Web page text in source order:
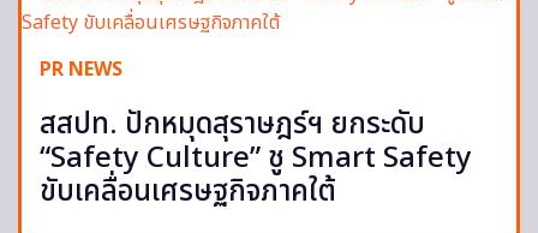
PR NEWS
สสปท. ปักหมุดสุราษฎร์ฯ ยกระดับ
“Safety Culture” ชู Smart Safety
ขับเคลื่อนเศรษฐกิจภาคใต้